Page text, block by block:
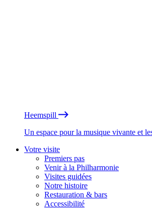
Heemspill
Un espace pour la musique vivante et
Votre visite
Premiers pas
Venir à la Philharmonie
Visites guidées
Notre histoire
Restauration & bars
Accessibilité